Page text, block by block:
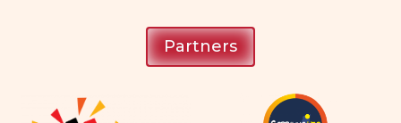
Partners